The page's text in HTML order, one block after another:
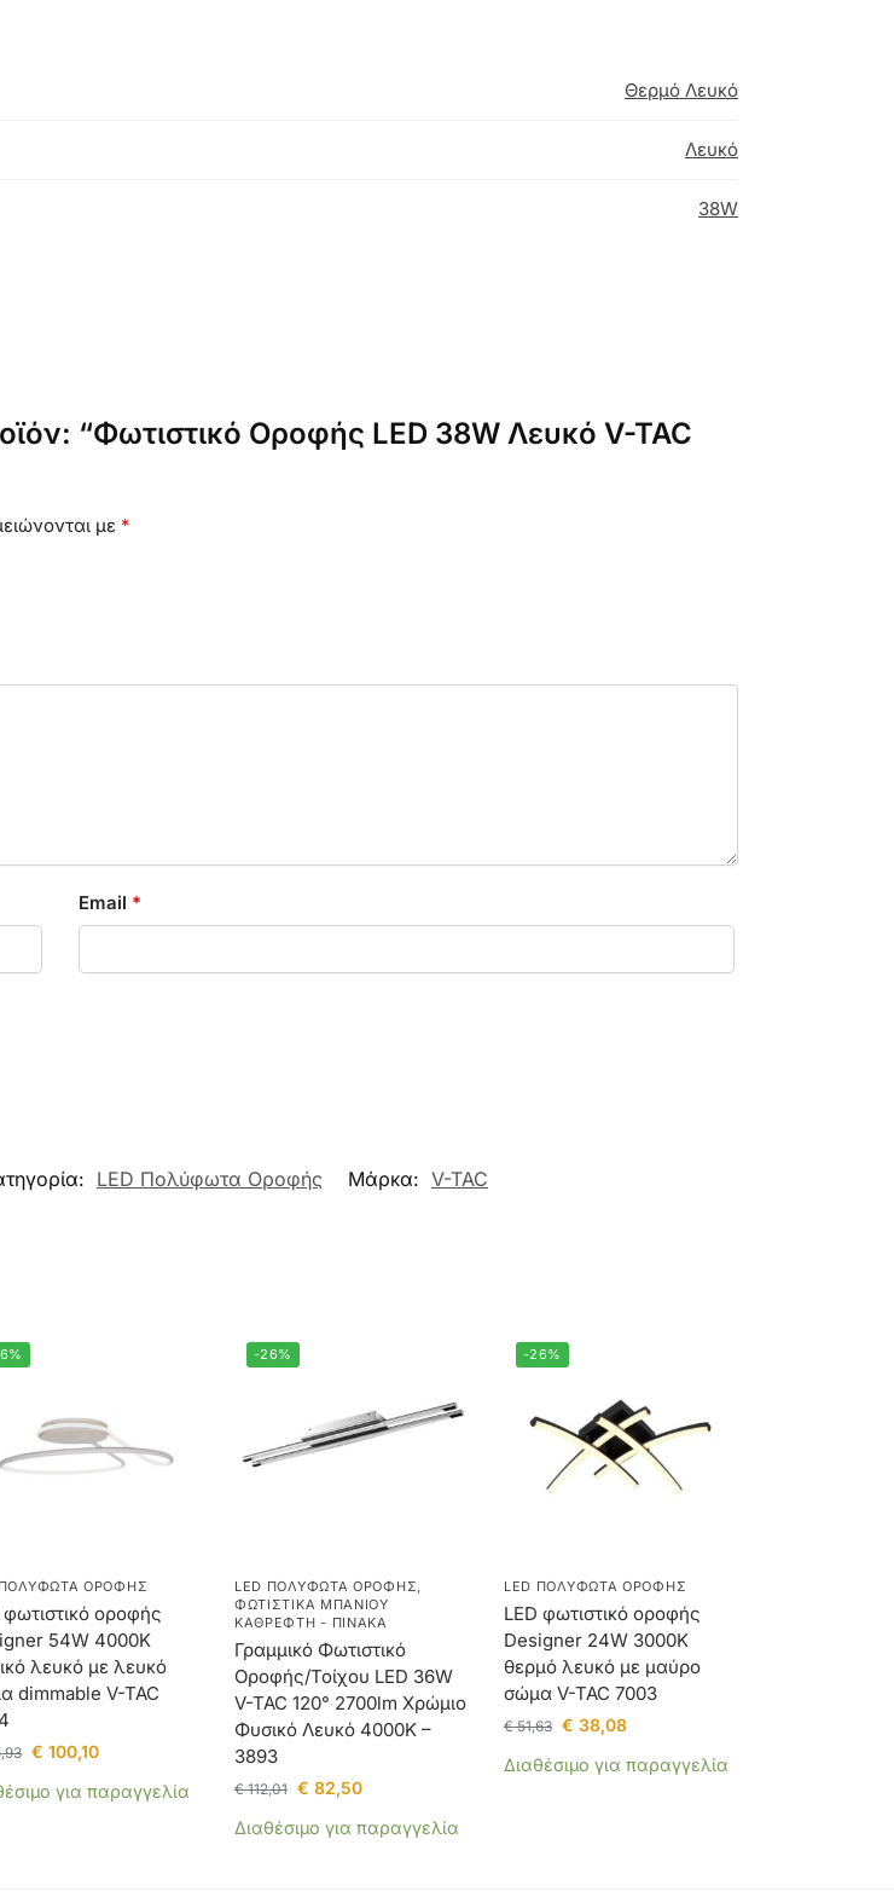
Θερμό Λευκό
Λευκό
38W
“Φωτιστικό Οροφής LED 38W Λευκό V-TAC
με *
Email *
LED Πολύφωτα Οροφής Μάρκα: V-TAC
ΠΟΛΎΦΩΤΑ ΟΡΟΦΉΣ
φωτιστικό οροφής
54W 4000Κ
λευκό με λευκό
dimmable V-TAC
€ 100,10
για παραγγελία
-26%
LED ΠΟΛΎΦΩΤΑ ΟΡΟΦΉΣ,
ΦΩΤΙΣΤΙΚΆ ΜΠΆΝΙΟΥ
ΚΑΘΡΈΦΤΗ - ΠΊΝΑΚΑ
Γραμμικό Φωτιστικό
Οροφής/Τοίχου LED 36W
V-TAC 120° 2700lm Χρώμιο
Φυσικό Λευκό 4000K –
3893
€112,01 € 82,50
Διαθέσιμο για παραγγελία
-26%
LED ΠΟΛΎΦΩΤΑ ΟΡΟΦΉΣ
LED φωτιστικό οροφής
Designer 24W 3000Κ
θερμό λευκό με μαύρο
σώμα V-TAC 7003
€51,63 € 38,08
Διαθέσιμο για παραγγελία